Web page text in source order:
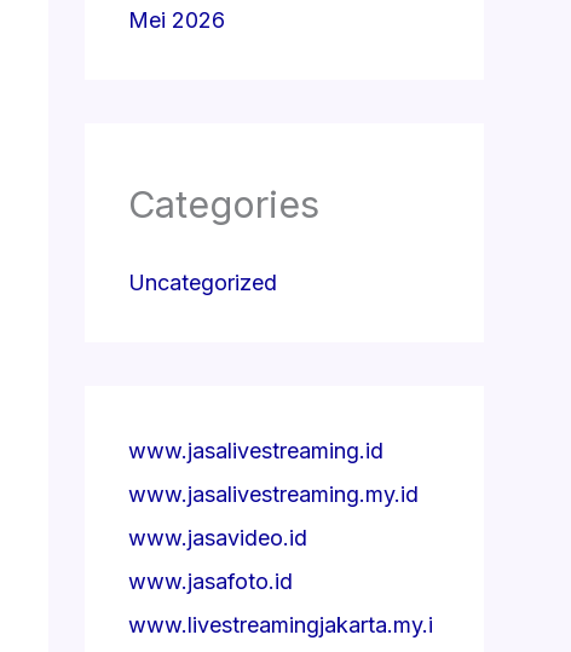
Mei 2026
Categories
Uncategorized
www.jasalivestreaming.id
www.jasalivestreaming.my.id
www.jasavideo.id
www.jasafoto.id
www.livestreamingjakarta.my.i